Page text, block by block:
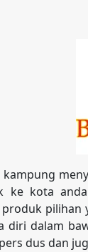
ke kota
pilihan
diri dalam
dus dan